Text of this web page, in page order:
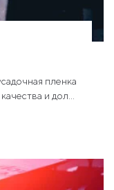
пленка
и дол...